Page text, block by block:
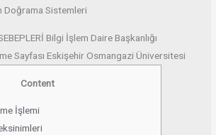
Doğrama Sistemleri
Bilgi İşlem Daire Başkanlığı
Sayfası Eskişehir Osmangazi Üniversitesi
Content
İşlemi